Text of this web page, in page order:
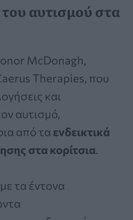
αυτισμού στα
McDonagh,
Therapies, που
και
αυτισμό,
από τα ενδεικτικά
στα κορίτσια.
τα έντονα